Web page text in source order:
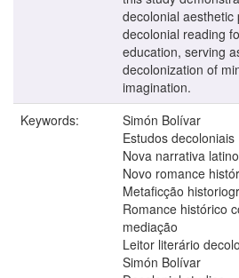
decolonial aesthetic
decolonial reading
education, serving
decolonization of
imagination.
Keywords:
Simón Bolívar
Estudos decoloniais
Nova narrativa
Novo romance
Metaficção
Romance histórico
mediação
Leitor literário
Simón Bolívar